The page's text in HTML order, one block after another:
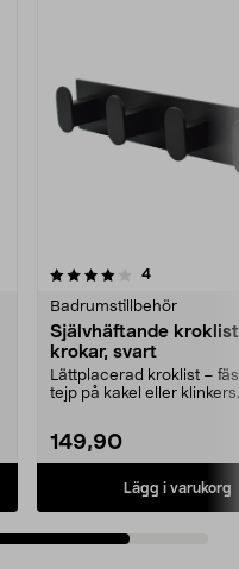
4recensioner
Badrumstillbehör
Självhäftande
krokar, svart
Lättplacerad kroklist –
tejp på kakel eller klinkers.
149,90
Lägg i varukorg